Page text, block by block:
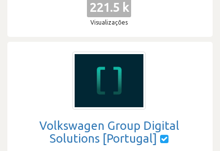
221.5 k
Visualizações
Volkswagen Group Digital
Solutions [Portugal]